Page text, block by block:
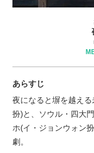
あらすじ
夜になると塀を越え
扮)と、ソウル・四大
ホ(イ・ジョンウォン
劇。